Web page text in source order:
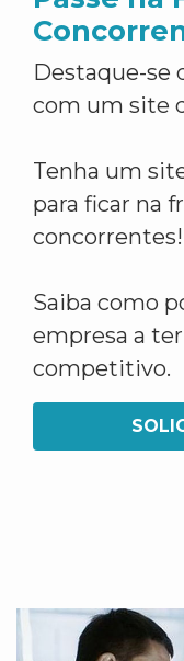
Destaque-se
com um site
Tenha um
para ficar na
concorrentes!
Saiba como
empresa a
competitivo.